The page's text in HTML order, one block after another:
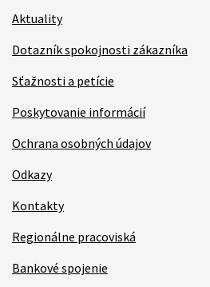
Aktuality
Dotazník spokojnosti zákazníka
Sťažnosti a petície
Poskytovanie informácií
Ochrana osobných údajov
Odkazy
Kontakty
Regionálne pracoviská
Bankové spojenie